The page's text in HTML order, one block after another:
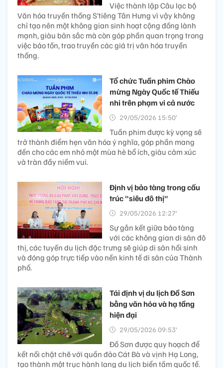
Việc thành lập Câu lạc bộ
Văn hóa truyền thống S’tiêng Tân Hưng vì vậy không
chỉ tạo nên một không gian sinh hoạt cộng đồng lành
mạnh, giàu bản sắc mà còn góp phần quan trọng trong
việc bảo tồn, trao truyền các giá trị văn hóa truyền
thống.
Tổ chức Tuần phim Chào
mừng Ngày Quốc tế Thiếu
nhi trên phạm vi cả nước
29/05/2026 15:50’
Tuần phim được kỳ vọng sẽ
trở thành điểm hẹn văn hóa ý nghĩa, góp phần mang
đến cho các em nhỏ một mùa hè bổ ích, giàu cảm xúc
và tràn đầy niềm vui.
Định vị bảo tàng trong cấu
trúc "siêu đô thị"
29/05/2026 12:27’
Sự gắn kết giữa bảo tàng
với các không gian di sản đô
thị, các tuyến du lịch đặc trưng sẽ giúp di sản hồi sinh
và đóng góp trực tiếp vào nền kinh tế di sản của Thành
phố.
Tái định vị du lịch Đồ Sơn
bằng văn hóa và hạ tầng
hiện đại
29/05/2026 09:53’
Đồ Sơn được quy hoạch để
kết nối chặt chẽ với quần đảo Cát Bà và vịnh Hạ Long,
tạo thành một trục hành lang du lịch biển tầm quốc tế.